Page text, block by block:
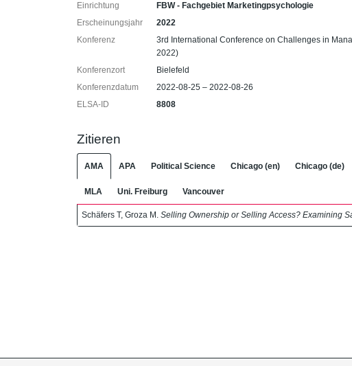
Einrichtung
FBW - Fachgebiet Marketingpsychologie
Erscheinungsjahr
2022
Konferenz
3rd International Conference on Challenges in
2022)
Konferenzort
Bielefeld
Konferenzdatum
2022-08-25 – 2022-08-26
ELSA-ID
8808
Zitieren
AMA APA Political Science Chicago (en) Chicago (de)
MLA Uni. Freiburg Vancouver
Schäfers T, Groza M. Selling Ownership or Selling Access? Examining